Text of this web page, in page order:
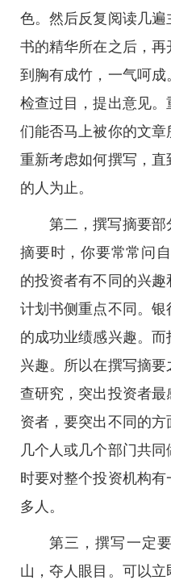
色。然后反复阅读几遍
书的精华所在之后，
到胸有成竹，一气呵
检查过目，提出意见
们能否马上被你的文
重新考虑如何撰写，
的人为止。
第二，撰写摘要
摘要时，你要常常问
的投资者有不同的兴
计划书侧重点不同。
的成功业绩感兴趣。
兴趣。所以在撰写摘
查研究，突出投资者
资者，要突出不同的
几个人或几个部门共
时要对整个投资机构
多人。
第三，撰写一定
山，夺人眼目。可以